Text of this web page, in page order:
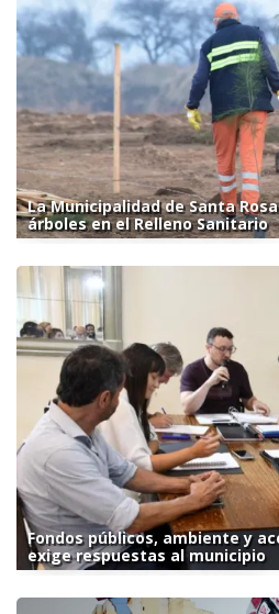
La Municipalidad de Santa
árboles en el Relleno Sanitario
Fondos públicos, ambiente y
exige respuestas al municipio